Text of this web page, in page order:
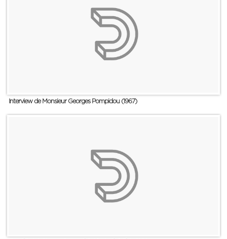
Interview de Monsieur Georges Pompidou (1967)